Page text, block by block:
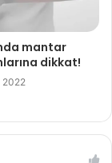
mantar
dikkat!
2022